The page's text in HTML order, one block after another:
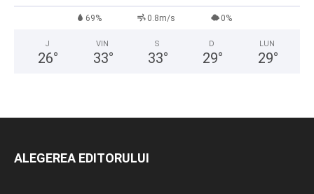
69% 0.8m/s 0%
J
26°
VIN
33°
S
33°
D
29°
LUN
29°
ALEGEREA EDITORULUI